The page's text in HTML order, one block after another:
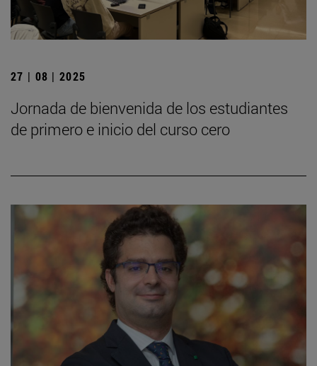
27 | 08 | 2025
Jornada de bienvenida de los estudiantes
de primero e inicio del curso cero